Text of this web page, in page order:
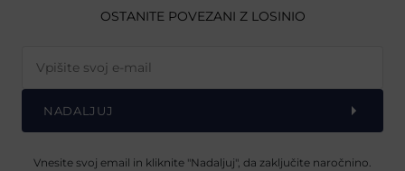
OSTANITE POVEZANI Z LOSINIO
NADALJUJ
Vnesite svoj email in kliknite "Nadaljuj", da zaključite naročnino.